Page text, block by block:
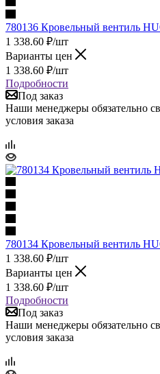
780136 Кровельный вентиль
1 338.60 ₽/шт
Варианты цен
1 338.60 ₽/шт
Подробности
Под заказ
Наши менеджеры обязательно
условия заказа
780134 Кровельный вентиль
1 338.60 ₽/шт
Варианты цен
1 338.60 ₽/шт
Подробности
Под заказ
Наши менеджеры обязательно
условия заказа